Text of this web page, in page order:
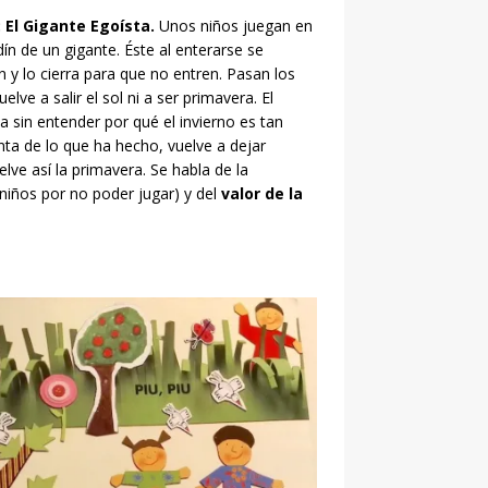
Gigante Egoísta. Unos niños juegan en
de un gigante. Éste al enterarse se
y lo cierra para que no entren. Pasan los
a salir el sol ni a ser primavera. El
sin entender por qué el invierno es tan
de lo que ha hecho, vuelve a dejar
así la primavera. Se habla de la
por no poder jugar) y del valor de la